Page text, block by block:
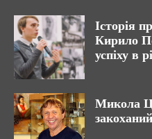
Історія
Кирило
успіху в
Микола